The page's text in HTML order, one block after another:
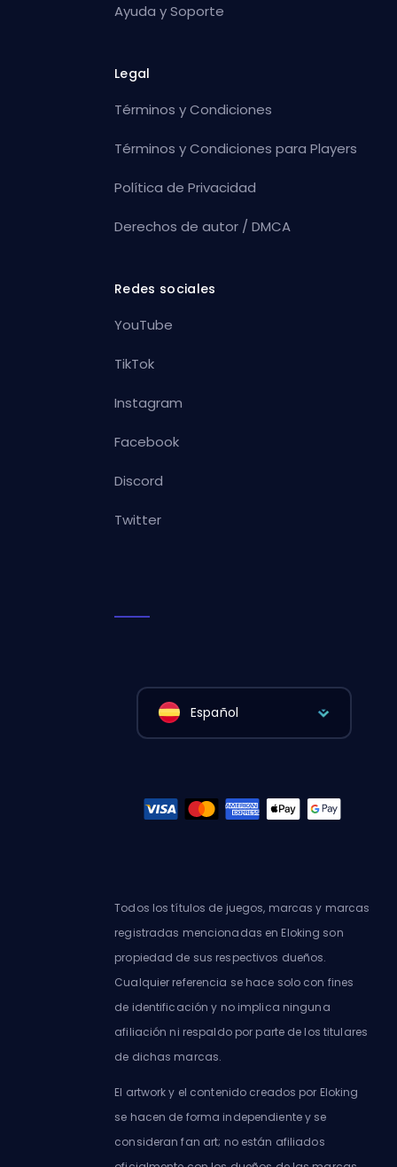
Ayuda y Soporte
Legal
Términos y Condiciones
Términos y Condiciones para Players
Política de Privacidad
Derechos de autor / DMCA
Redes sociales
YouTube
TikTok
Instagram
Facebook
Discord
Twitter
Español
Todos los títulos de juegos, marcas y marcas
registradas mencionadas en Eloking son
propiedad de sus respectivos dueños.
Cualquier referencia se hace solo con fines
de identificación y no implica ninguna
afiliación ni respaldo por parte de los titulares
de dichas marcas.
El artwork y el contenido creados por Eloking
se hacen de forma independiente y se
consideran fan art; no están afiliados